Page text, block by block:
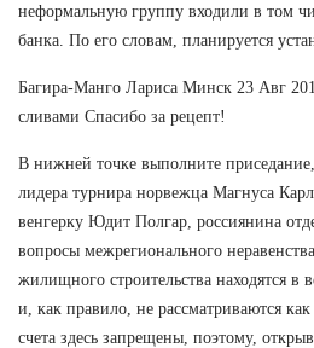
неформальную группу входили в том
банка. По его словам, планируется
Багира-Манго Лариса Минск 23 Авг
сливами Спасибо за рецепт!
В нижней точке выполните
лидера турнира норвежца Магнуса
венгерку Юдит Полгар, россиянина
вопросы межрегионального
жилищного строительства находятся в
и, как правило, не рассматриваются
счета здесь запрещены, поэтому,